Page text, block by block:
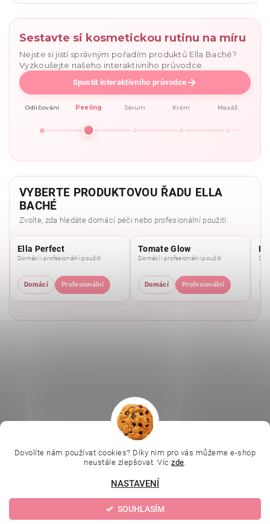
Sestavte si kosmetickou rutinu na míru
Nejste si jistí správným pořadím produktů Ella Baché?
Vyzkoušejte našeho interaktivního průvodce.
Spustit interaktivního průvodce
Odličování Peeling Sérum Krém Masáž
VYBERTE PRODUKTOVOU ŘADU ELLA
BACHÉ
Zvolte, zda hledáte domácí péči nebo profesionální použití.
Ella Perfect
Domácí i profesionální použití
Domácí Profesionální
Tomate Glow
Domácí i profesionální použití
Domácí Profesionální
L.C.P. Paris |
Online kosmetické kurzy | Kozmetickyobchod.sk
cookies
Dovolíte nám používat cookies? Díky nim pro vás můžeme e-shop
neustále zlepšovat. Víc zde.
NASTAVENÍ
SOUHLASÍM